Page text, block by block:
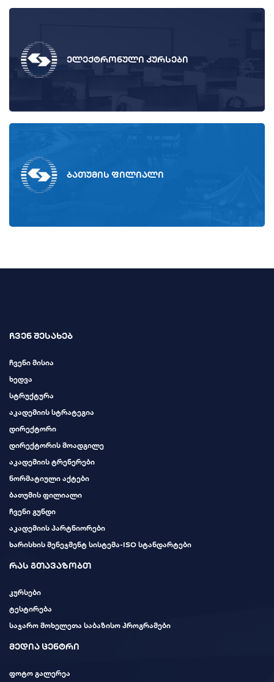
ელექტრონული კურსები
ბათუმის ფილიალი
ჩვენ შესახებ
ჩვენი მისია
ხედვა
სტრუქტურა
აკადემიის სტრატეგია
დირექტორი
დირექტორის მოადგილე
აკადემიის ტრენერები
ნორმატიული აქტები
ბათუმის ფილიალი
ჩვენი გუნდი
აკადემიის პარტნიორები
ხარისხის მენეჯმენტ სისტემა-ISO სტანდარტები
რას გთავაზობთ
კურსები
ტესტირება
საჯარო მოხელეთა საბაზისო პროგრამები
მედია ცენტრი
ფოტო გალერეა